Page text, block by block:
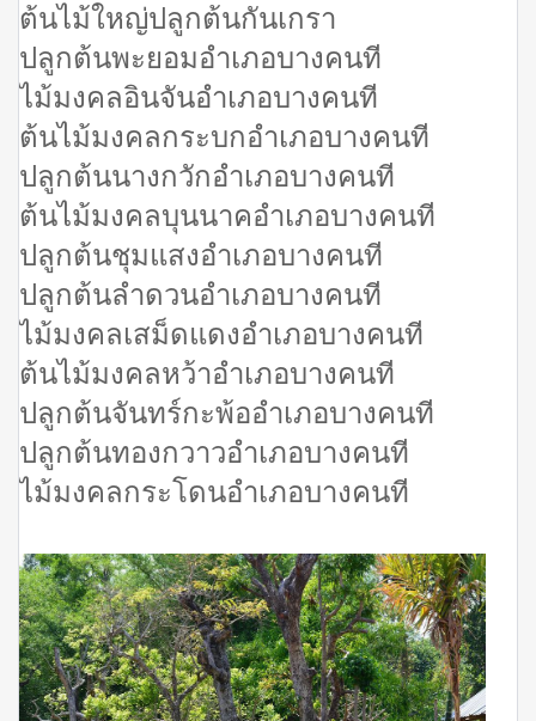
ต้นไม้ใหญ่ปลูกต้นกันเกรา
ปลูกต้นพะยอมอำเภอบางคนที
ไม้มงคลอินจันอำเภอบางคนที
ต้นไม้มงคลกระบกอำเภอบางคนที
ปลูกต้นนางกวักอำเภอบางคนที
ต้นไม้มงคลบุนนาคอำเภอบางคนที
ปลูกต้นชุมแสงอำเภอบางคนที
ปลูกต้นลำดวนอำเภอบางคนที
ไม้มงคลเสม็ดแดงอำเภอบางคนที
ต้นไม้มงคลหว้าอำเภอบางคนที
ปลูกต้นจันทร์กะพ้ออำเภอบางคนที
ปลูกต้นทองกวาวอำเภอบางคนที
ไม้มงคลกระโดนอำเภอบางคนที